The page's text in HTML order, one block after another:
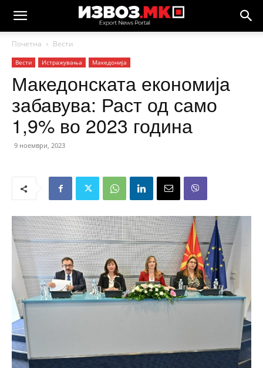
Почетна Вести
Вести Истражувања Македонија
Македонската економија
забавува: Раст од само
1,9% во 2023 година
9 ноември, 2023